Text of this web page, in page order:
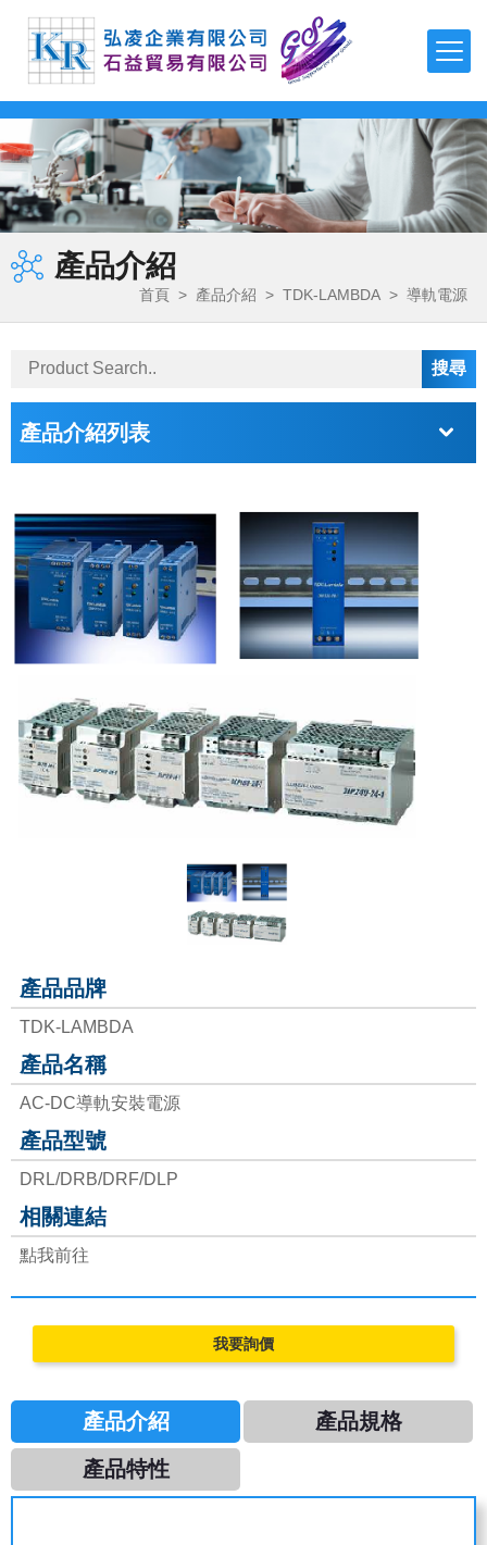
最新消息
公司簡介
產品介紹
µPOL™嵌入式DC-DC轉換器
吸波材 / 磁性片
透明導電薄膜
電容器
電感器
EMC對策產品
RF產品和模塊
電壓/過熱保護器件
壓電元件
鐵氧體磁心
變壓器
TDK-LAMBDA
可編程直流電源(CVCC)
高壓電源
EMC濾波器
簡易恆流控制電源
AC-DC雙/多輸出電源
AC-DC單輸出電源
導軌電源
DC-DC電源
DC-DC雙向轉換器
現貨庫存
FMI PUMPS
泵頭
泵頭驅動模組
高精度計量系統
OEM 泵/ 雙步進泵
控制器 / 馬達控制板
特殊泵浦 / 點滴器
周邊配件
FOT PUMPS
磁力驅動齒輪泵
旋轉葉片泵
磁力驅動旋轉葉片泵
計量控制系統
磁力驅動齒輪泵馬達裝置
電磁閥泵
系統泵
MVV GEAR PUMPS
聚氨酯-製程應用
製程計量
化學應用
超微量加工泵浦
熱熔膠–雙出口端
丙烯酸（壓克力）解決方案
快速換色系統
FLUIMAC PUMPS
FDA 等級氣動隔膜泵
氣動雙隔膜泵浦
多功能測漏儀
電子調控計量泵浦
TEONEX Q83
PEEK FILMS
APTIV 2000 Series
APTIV 2100 Series
磁性流體
MAGNETIC BEADS
羧基磁珠
二氧化矽磁珠
鏈親和素磁珠
氨基磁珠
詢價系統
聯絡我們
產品介紹
首頁 > 產品介紹 > TDK-LAMBDA > 導軌電源
產品介紹列表
TDK-LAMBDA
可編程直流電源(CVCC)
簡易恆流控制電源
AC-DC雙/多輸出電源
AC-DC單輸出電源
現貨庫存
FMI PUMPS
MVV GEAR PUMPS
FLUIMAC PUMPS
PEEK FILMS
產品品牌
TDK-LAMBDA
產品名稱
AC-DC導軌安裝電源
產品型號
DRL/DRB/DRF/DLP
相關連結
點我前往
產品介紹
產品規格
產品特性